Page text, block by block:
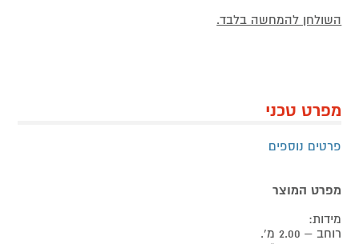
השולחן להמחשה בלבד.
מפרט טכני
פרטים נוספים
מפרט המוצר
מידות:
רוחב – 2.00 מ’.